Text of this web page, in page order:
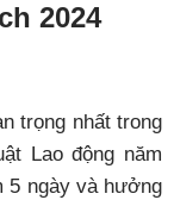
2024
trọng nhất trong
Lao động năm
5 ngày và hưởng